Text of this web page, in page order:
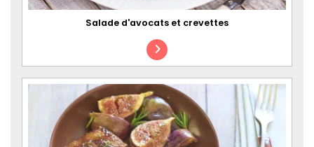
Salade d'avocats et crevettes